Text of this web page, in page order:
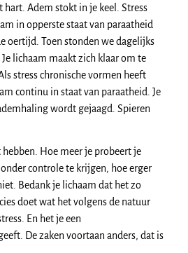
hart. Adem stokt in je keel. Stress
in opperste staat van paraatheid
oertijd. Toen stonden we dagelijks
lichaam maakt zich klaar om te
stress chronische vormen heeft
continu in staat van paraatheid. Je
wordt gejaagd. Spieren
Hoe meer je probeert je
controle te krijgen, hoe erger
Bedank je lichaam dat het zo
doet wat het volgens de natuur
En het je een
De zaken voortaan anders, dat is